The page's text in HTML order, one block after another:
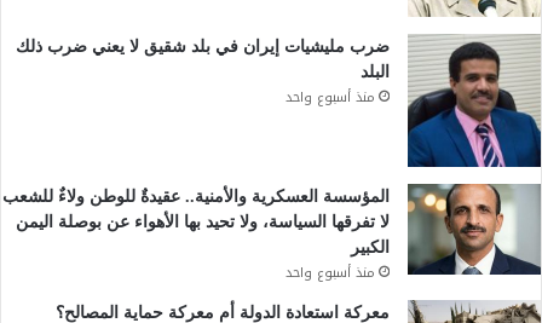
ضرب مليشيات إيران في بلد شقيق لا يعني ضرب ذلك
البلد
منذ أسبوع واحد
المؤسسة العسكرية والأمنية.. عقيدةٌ للوطن ولاءٌ للشعب
لا تفرقها السياسة، ولا تحيد بها الأهواء عن بوصلة اليمن
الكبير
منذ أسبوع واحد
معركة استعادة الدولة أم معركة حماية المصالح؟